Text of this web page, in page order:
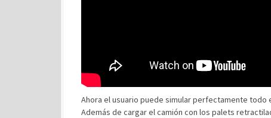
Ahora el usuario puede simular perfectamente
Además de cargar el camión con los palets